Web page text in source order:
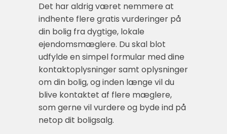
Det har aldrig været nemmere at
indhente flere gratis vurderinger på
din bolig fra dygtige, lokale
ejendomsmæglere. Du skal blot
udfylde en simpel formular med dine
kontaktoplysninger samt oplysninger
om din bolig, og inden længe vil du
blive kontaktet af flere mæglere,
som gerne vil vurdere og byde ind på
netop dit boligsalg.